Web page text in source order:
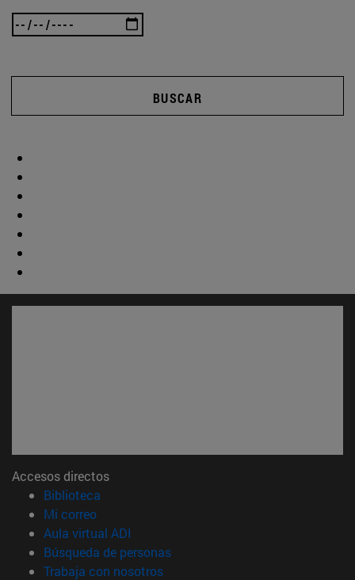
BUSCAR
Accesos directos
Biblioteca
Mi correo(abre en nueva ventana)
Aula virtual ADI
Búsqueda de personas(abre en nueva ventana)
Trabaja con nosotros(abre en nueva ventana)